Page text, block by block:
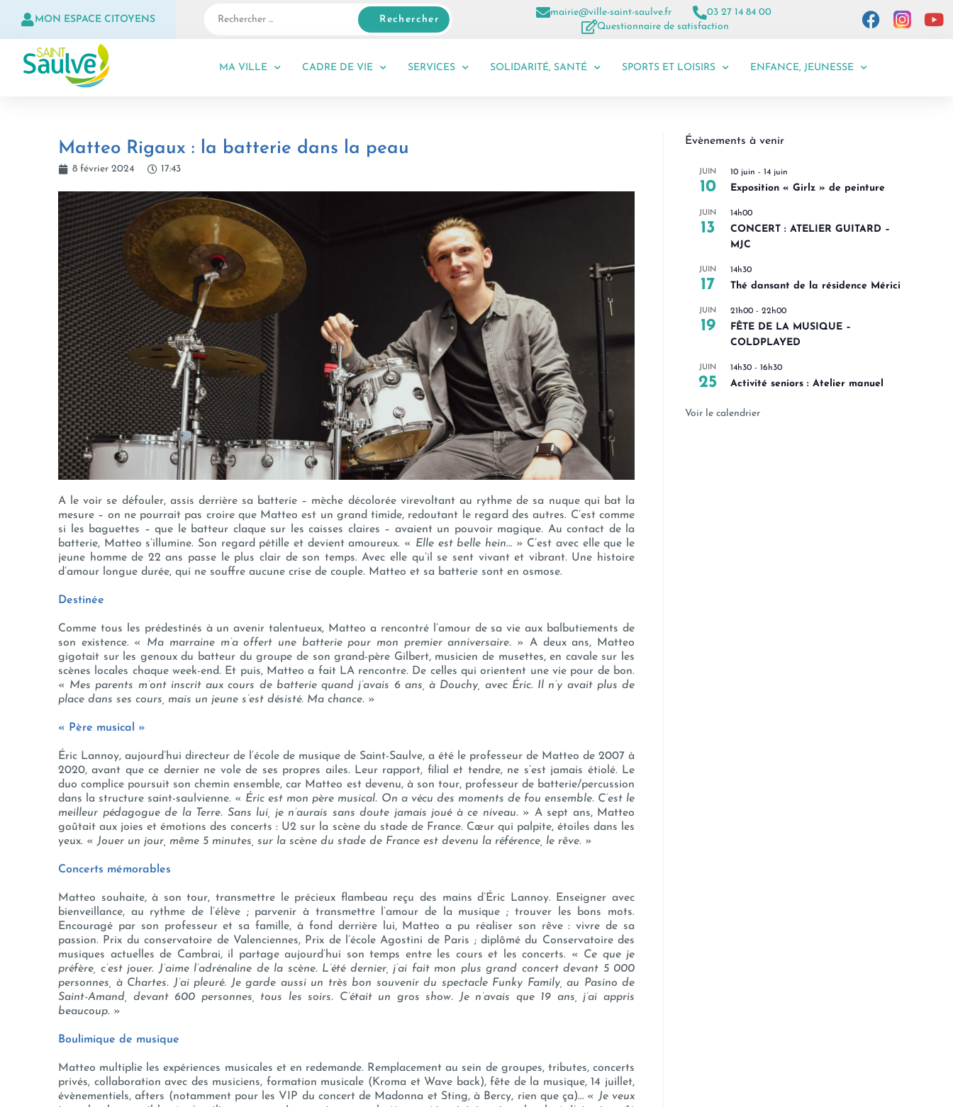
MON ESPACE CITOYENS Rechercher
mairie@ville-saint-saulve.fr
03 27 14 84 00
Questionnaire de satisfaction
MA VILLE CADRE DE VIE SERVICES SOLIDARITÉ, SANTÉ SPORTS ET LOISIRS ENFANCE, JEUNESSE
Matteo Rigaux : la batterie dans la peau
8 février 2024 17:43
A le voir se défouler, assis derrière sa batterie – mèche décolorée virevoltant au rythme de sa nuque qui bat la
mesure – on ne pourrait pas croire que Matteo est un grand timide, redoutant le regard des autres. C’est comme
si les baguettes – que le batteur claque sur les caisses claires – avaient un pouvoir magique. Au contact de la
batterie, Matteo s’illumine. Son regard pétille et devient amoureux. « Elle est belle hein… » C’est avec elle que le
jeune homme de 22 ans passe le plus clair de son temps. Avec elle qu’il se sent vivant et vibrant. Une histoire
d’amour longue durée, qui ne souffre aucune crise de couple. Matteo et sa batterie sont en osmose.
Destinée
Comme tous les prédestinés à un avenir talentueux, Matteo a rencontré l’amour de sa vie aux balbutiements de
son existence. « Ma marraine m’a offert une batterie pour mon premier anniversaire. » A deux ans, Matteo
gigotait sur les genoux du batteur du groupe de son grand-père Gilbert, musicien de musettes, en cavale sur les
scènes locales chaque week-end. Et puis, Matteo a fait LA rencontre. De celles qui orientent une vie pour de bon.
« Mes parents m’ont inscrit aux cours de batterie quand j’avais 6 ans, à Douchy, avec Éric. Il n’y avait plus de
place dans ses cours, mais un jeune s’est désisté. Ma chance. »
« Père musical »
Éric Lannoy, aujourd’hui directeur de l’école de musique de Saint-Saulve, a été le professeur de Matteo de 2007 à
2020, avant que ce dernier ne vole de ses propres ailes. Leur rapport, filial et tendre, ne s’est jamais étiolé. Le
duo complice poursuit son chemin ensemble, car Matteo est devenu, à son tour, professeur de batterie/percussion
dans la structure saint-saulvienne. « Éric est mon père musical. On a vécu des moments de fou ensemble. C’est le
meilleur pédagogue de la Terre. Sans lui, je n’aurais sans doute jamais joué à ce niveau.» A sept ans, Matteo
goûtait aux joies et émotions des concerts : U2 sur la scène du stade de France. Cœur qui palpite, étoiles dans les
yeux. « Jouer un jour, même 5 minutes, sur la scène du stade de France est devenu la référence, le rêve. »
Concerts mémorables
Matteo souhaite, à son tour, transmettre le précieux flambeau reçu des mains d’Éric Lannoy. Enseigner avec
bienveillance, au rythme de l’élève ; parvenir à transmettre l’amour de la musique ; trouver les bons mots.
Encouragé par son professeur et sa famille, à fond derrière lui, Matteo a pu réaliser son rêve : vivre de sa
passion. Prix du conservatoire de Valenciennes, Prix de l’école Agostini de Paris ; diplômé du Conservatoire des
musiques actuelles de Cambrai, il partage aujourd’hui son temps entre les cours et les concerts. « Ce que je
préfère, c’est jouer. J’aime l’adrénaline de la scène. L’été dernier, j’ai fait mon plus grand concert devant 5 000
personnes, à Chartes. J’ai pleuré. Je garde aussi un très bon souvenir du spectacle Funky Family, au Pasino de
Saint-Amand, devant 600 personnes, tous les soirs. C’était un gros show. Je n’avais que 19 ans, j’ai appris
beaucoup. »
Boulimique de musique
Matteo multiplie les expériences musicales et en redemande. Remplacement au sein de groupes, tributes, concerts
privés, collaboration avec des musiciens, formation musicale (Kroma et Wave back), fête de la musique, 14 juillet,
évènementiels, afters (notamment pour les VIP du concert de Madonna et Sting, à Bercy, rien que ça)… «
Je veux
Évènements à venir
JUIN
10
10 juin - 14 juin
Exposition « Girlz » de peinture
JUIN
13
14h00
CONCERT : ATELIER GUITARD –
MJC
JUIN
17
14h30
Thé dansant de la résidence Mérici
JUIN
19
21h00 - 22h00
FÊTE DE LA MUSIQUE –
COLDPLAYED
JUIN
25
14h30 - 16h30
Activité seniors : Atelier manuel
Voir le calendrier